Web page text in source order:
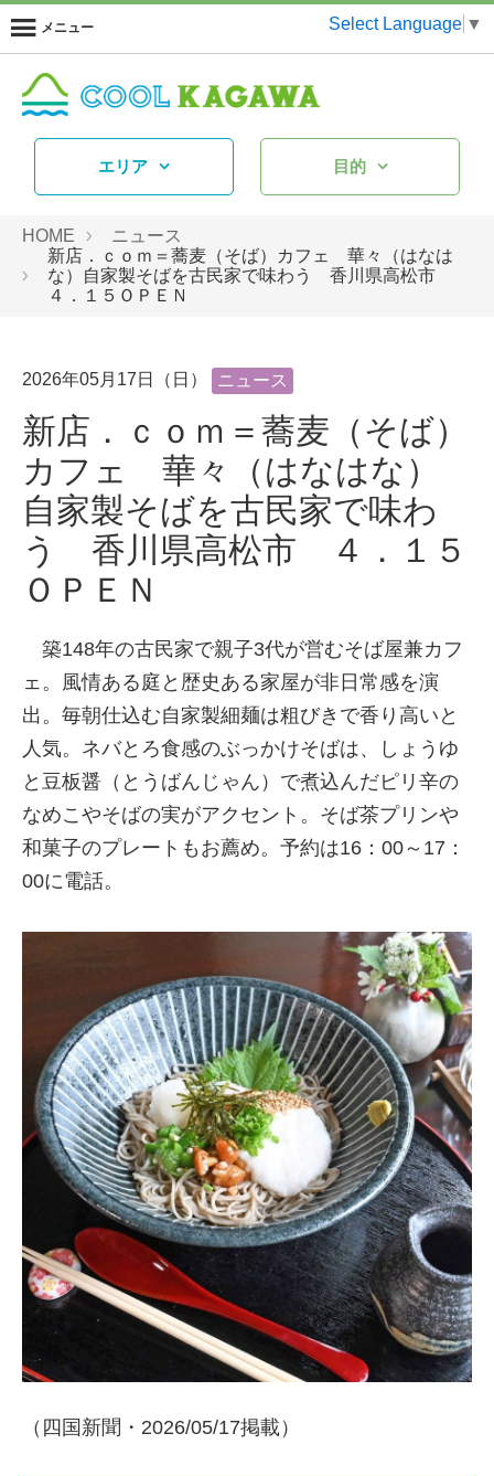
メニュー Select Language ▼
エリア 目的
HOME
ニュース
新店．ｃｏｍ＝蕎麦（そば）カフェ 華々（はなは
な）自家製そばを古民家で味わう 香川県高松市
４．１５ＯＰＥＮ
2026年05月17日（日） ニュース
新店．ｃｏｍ＝蕎麦（そば）
カフェ 華々（はなはな）
自家製そばを古民家で味わ
う 香川県高松市 ４．１５
ＯＰＥＮ
築148年の古民家で親子3代が営むそば屋兼カフ
ェ。風情ある庭と歴史ある家屋が非日常感を演
出。毎朝仕込む自家製細麺は粗びきで香り高いと
人気。ネバとろ食感のぶっかけそばは、しょうゆ
と豆板醤（とうばんじゃん）で煮込んだピリ辛の
なめこやそばの実がアクセント。そば茶プリンや
和菓子のプレートもお薦め。予約は16：00～17：
00に電話。
（四国新聞・2026/05/17掲載）